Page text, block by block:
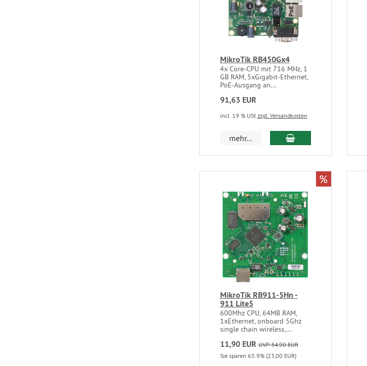
MikroTik RB450Gx4
4x Core-CPU mit 716 MHz, 1
GB RAM, 5xGigabit-Ethernet,
PoE-Ausgang an...
91,63 EUR
incl. 19 % USt zzgl. Versandkosten
mehr...
MikroTik RB911-5Hn -
911 Lite5
600Mhz CPU, 64MB RAM,
1xEthernet, onboard 5Ghz
single chain wireless,...
11,90 EUR UVP 34,90 EUR
Sie sparen 65.9% (23,00 EUR)
%